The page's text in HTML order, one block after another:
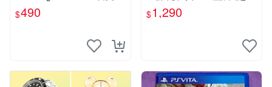
版 【板橋魔力】
$490
萌水晶
$1,290